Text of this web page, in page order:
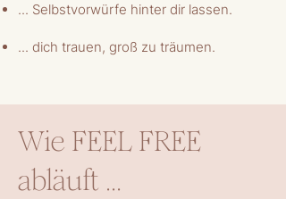
... Selbstvorwürfe hinter dir lassen.
... dich trauen, groß zu träumen.
Wie FEEL FREE
abläuft ...